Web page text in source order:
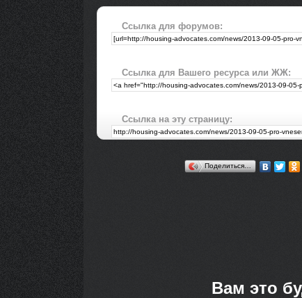
Ссылка для форумов:
Ссылка для Вашего ресурса или ЖЖ:
Ссылка на эту страницу:
Поделиться…
Вам это